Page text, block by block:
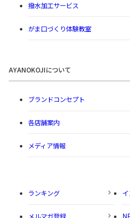
撥水加工サービス
がま口づくり体験教室
AYANOKOJIについて
ブランドコンセプト
各店舗案内
メディア情報
ランキング